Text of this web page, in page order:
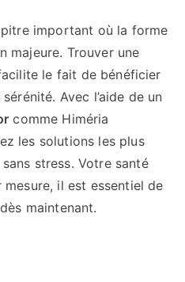
retraité
:
choisissez
la
solution
assurance
santé
après
60
important où la forme
majeure. Trouver une
le fait de bénéficier
Avec l’aide de un
comme Himéria
les solutions les plus
stress. Votre santé
il est essentiel de
maintenant.